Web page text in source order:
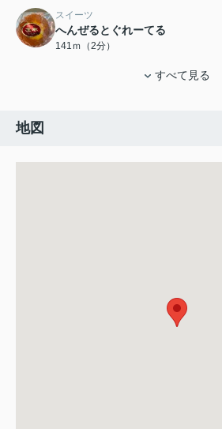
スイーツ
へんぜるとぐれーてる
141ｍ（2分）
すべて見る
地図